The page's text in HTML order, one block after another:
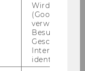
Wird von
(Google Tag
verwendet,
Besucher
Geschlecht
Interessen zu
identifizieren.